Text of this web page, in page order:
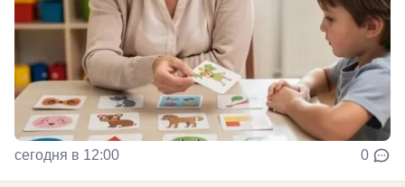
сегодня в 12:00 0